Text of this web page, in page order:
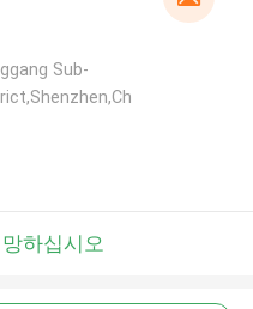
Sub-
하십시오